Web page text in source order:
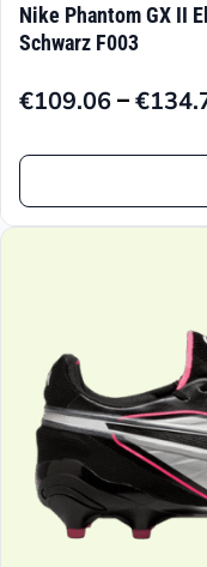
Nike Phantom GX II
Schwarz F003
€109.06–€
Preisspanne:
€109.06
€134.79
Dieses
Produkt
auf.
Die
Optionen
können